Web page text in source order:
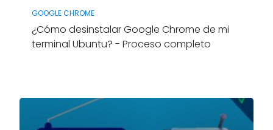
GOOGLE CHROME
¿Cómo desinstalar Google Chrome de mi
terminal Ubuntu? - Proceso completo